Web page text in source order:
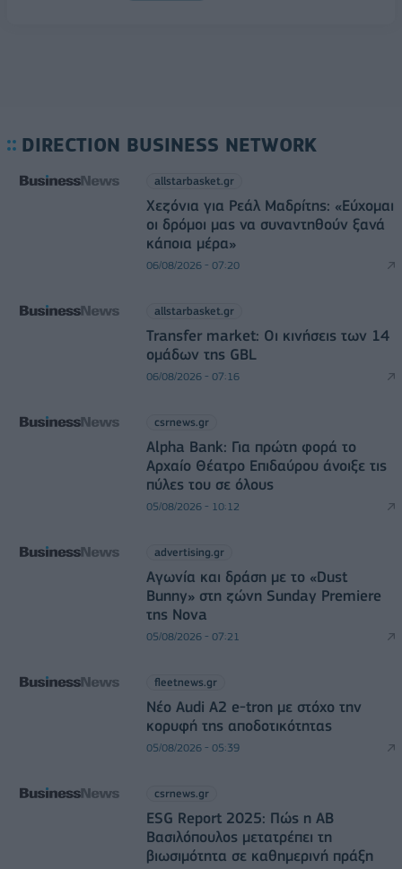
DIRECTION BUSINESS NETWORK
allstarbasket.gr
Χεζόνια για Ρεάλ Μαδρίτης: «Εύχομαι
οι δρόμοι μας να συναντηθούν ξανά
κάποια μέρα»
06/08/2026 - 07:20
allstarbasket.gr
Transfer market: Οι κινήσεις των 14
ομάδων της GBL
06/08/2026 - 07:16
csrnews.gr
Alpha Bank: Για πρώτη φορά το
Αρχαίο Θέατρο Επιδαύρου άνοιξε τις
πύλες του σε όλους
05/08/2026 - 10:12
advertising.gr
Αγωνία και δράση με το «Dust
Bunny» στη ζώνη Sunday Premiere
της Nova
05/08/2026 - 07:21
fleetnews.gr
Νέο Audi A2 e-tron με στόχο την
κορυφή της αποδοτικότητας
05/08/2026 - 05:39
csrnews.gr
ESG Report 2025: Πώς η ΑΒ
Βασιλόπουλος μετατρέπει τη
βιωσιμότητα σε καθημερινή πράξη